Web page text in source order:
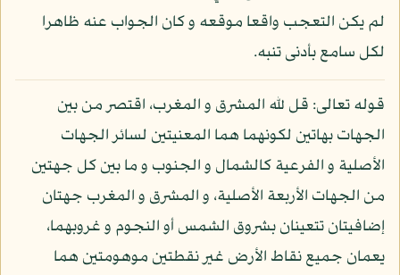
لم يكن التعجب واقعا موقعه و كان الجواب عنه ظاهرا
لكل سامع بأدنى تنبه.
قوله تعالى: قل لله المشرق و المغرب، اقتصر من بين
الجهات بهاتين لكونهما هما المعنيتين لسائر الجهات
الأصلية و الفرعية كالشمال و الجنوب و ما بين كل جهتين
من الجهات الأربعة الأصلية، و المشرق و المغرب جهتان
إضافيتان تتعينان بشروق الشمس أو النجوم و غروبهما،
يعمان جميع نقاط الأرض غير نقطتين موهومتين هما